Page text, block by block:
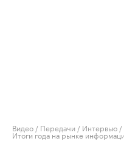
Видео / Передачи / Интервью /
Итоги года на рынке